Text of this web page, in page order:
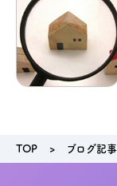
アクセス
ブログ
キャンペーン
TOP ブログ記事